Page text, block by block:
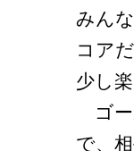
みん
コア
少し
ゴー
で、